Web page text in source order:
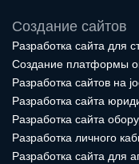
Создание сайтов
Разработка сайта для
Создание платформы
Разработка сайтов на
Разработка сайта
Разработка сайта
Разработка личного
Разработка сайта для